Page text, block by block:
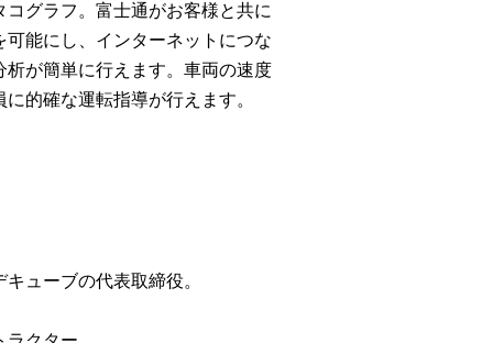
グラフ。富士通がお客様と共に
能にし、インターネットにつな
が簡単に行えます。車両の速度
的確な運転指導が行えます。
ューブの代表取締役。